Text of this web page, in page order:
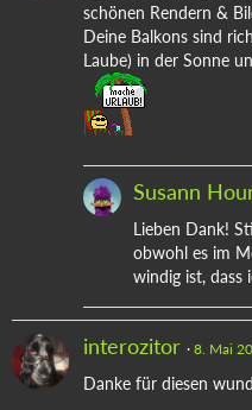
schönen Rendern &
Deine Balkons sind
Laube) in der Sonne
Susann
Lieben Dank!
obwohl es im
windig ist, dass
interozitor 8. Mai
Danke für diesen